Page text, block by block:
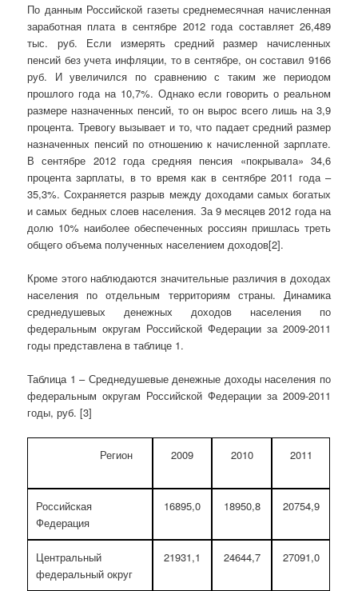
По данным Российской газеты среднемесячная начисленная
заработная плата в сентябре 2012 года составляет 26,489
тыс. руб. Если измерять средний размер начисленных
пенсий без учета инфляции, то в сентябре, он составил 9166
руб. И увеличился по сравнению с таким же периодом
прошлого года на 10,7%. Однако если говорить о реальном
размере назначенных пенсий, то он вырос всего лишь на 3,9
процента. Тревогу вызывает и то, что падает средний размер
назначенных пенсий по отношению к начисленной зарплате.
В сентябре 2012 года средняя пенсия «покрывала» 34,6
процента зарплаты, в то время как в сентябре 2011 года –
35,3%. Сохраняется разрыв между доходами самых богатых
и самых бедных слоев населения. За 9 месяцев 2012 года на
долю 10% наиболее обеспеченных россиян пришлась треть
общего объема полученных населением доходов[2].
Кроме этого наблюдаются значительные различия в доходах
населения по отдельным территориям страны. Динамика
среднедушевых денежных доходов населения по
федеральным округам Российской Федерации за 2009-2011
годы представлена в таблице 1.
Таблица 1 – Среднедушевые денежные доходы населения по
федеральным округам Российской Федерации за 2009-2011
годы, руб. [3]
Регион 2009 2010 2011
Российская
Федерация
16895,0 18950,8 20754,9
Центральный
федеральный округ
21931,1 24644,7 27091,0